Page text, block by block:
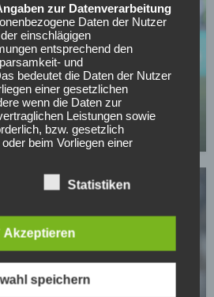
wechselt nach
– Neymar sorgt trotz
zur Datenverarbeitung
Daten der Nutzer
einschlägigen
entsprechend den
und
bedeutet die Daten der Nutzer
einer gesetzlichen
wenn die Daten zur
Leistungen sowie
bzw. gesetzlich
beim Vorliegen einer
vertragliche und
die durch uns verarbeiteten
oder vorsätzliche
Zerstörung oder gegen den
Personen zu schützen.
Statistiken
Akzeptieren
speichern